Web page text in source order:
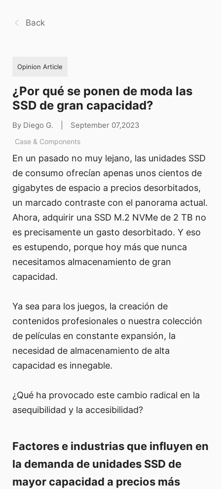
Back
Opinion Article
¿Por qué se ponen de moda las
SSD de gran capacidad?
By Diego G. September 07,2023
Case & Components
En un pasado no muy lejano, las unidades SSD
de consumo ofrecían apenas unos cientos de
gigabytes de espacio a precios desorbitados,
un marcado contraste con el panorama actual.
Ahora, adquirir una SSD M.2 NVMe de 2 TB no
es precisamente un gasto desorbitado. Y eso
es estupendo, porque hoy más que nunca
necesitamos almacenamiento de gran
capacidad.
Ya sea para los juegos, la creación de
contenidos profesionales o nuestra colección
de películas en constante expansión, la
necesidad de almacenamiento de alta
capacidad es innegable.
¿Qué ha provocado este cambio radical en la
asequibilidad y la accesibilidad?
Factores e industrias que influyen en
la demanda de unidades SSD de
mayor capacidad a precios más